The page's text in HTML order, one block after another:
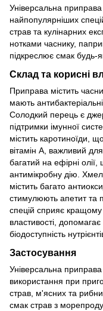
Універсальна
найпопулярніших
страв та кулінарних
нотками часнику,
підкреслює смак будь-
Склад та корисні
Приправа містить
мають
Солодкий перець є
підтримки імунної
містить каротиноїди,
вітамін А, важливий
багатий на ефірні
антимікробну дію.
містить багато
стимулюють апетит та
спецій сприяє кращому
властивості,
біодоступність
Застосування
Універсальна
використання при
страв, м'ясних та
смак страв з